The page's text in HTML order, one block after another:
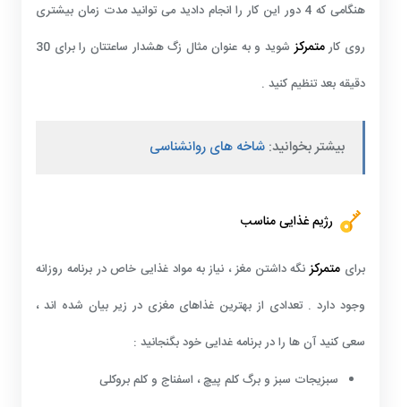
هنگامی که 4 دور این کار را انجام دادید می توانید مدت زمان بیشتری
روی کارمتمرکز
شوید و به عنوان مثال زگ هشدار ساعتتان را برای 30
دقیقه بعد تنظیم کنید .
بیشتر بخوانید: شاخه های روانشناسی
رژیم غذایی مناسب
برای متمرکزنگه داشتن مغز ، نیاز به مواد غذایی خاص در برنامه روزانه
وجود دارد . تعدادی از بهترین غذاهای مغزی در زیر بیان شده اند ،
سعی کنید آن ها را در برنامه غدایی خود بگنجانید :
سبزیجات سبز و برگ کلم پیچ ، اسفناج و کلم بروکلی